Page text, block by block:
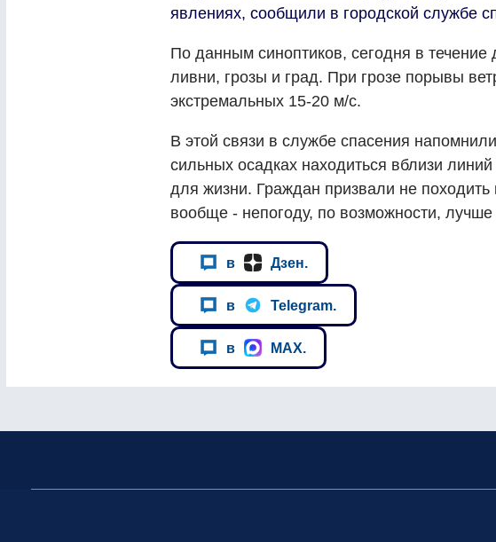
явлениях, сообщили в городской службе
По данным синоптиков, сегодня в
ливни, грозы и град. При грозе порывы
экстремальных 15-20 м/с.
В этой связи в службе спасения
сильных осадках находиться вблизи
для жизни. Граждан призвали не
вообще - непогоду, по возможности,
в Дзен.
в Telegram.
в MAX.